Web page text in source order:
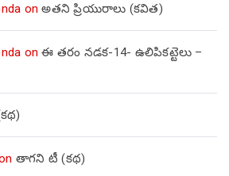
onఅతని ప్రియురాలు (కవిత)
onఈ తరం నడక-14- ఉలిపికట్టెలు –
తాగని టీ (కథ)